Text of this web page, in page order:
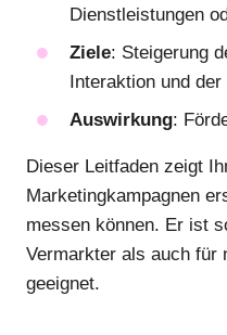
Dienstleistungen
Ziele: Steigerung
Interaktion und
Auswirkung:
Dieser Leitfaden zeigt
Marketingkampagnen
messen können. Er ist
Vermarkter als auch für
geeignet.